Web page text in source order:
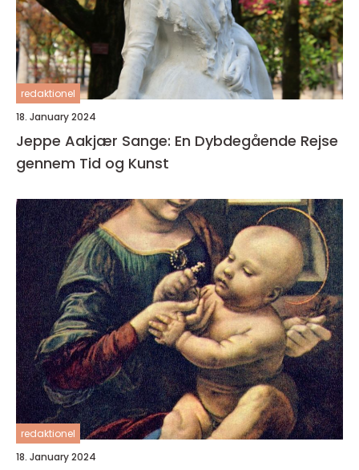
redaktionel
18. January 2024
Jeppe Aakjær Sange: En Dybdegående Rejse
gennem Tid og Kunst
redaktionel
18. January 2024